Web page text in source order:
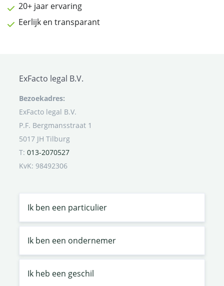
20+ jaar ervaring
Eerlijk en transparant
ExFacto legal B.V.
Bezoekadres:
ExFacto legal B.V.
P.F. Bergmansstraat 1
5017 JH Tilburg
T: 013-2070527
KvK: 98492306
Ik ben een particulier
Ik ben een ondernemer
Ik heb een geschil